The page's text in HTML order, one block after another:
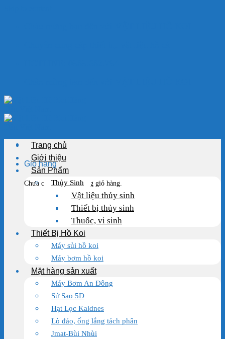
Giỏ hàng
Chưa có sản phẩm trong giỏ hàng.
Trang chủ
Giới thiệu
Sản Phẩm
Thủy Sinh
Vật liệu thủy sinh
Thiết bị thủy sinh
Thuốc, vi sinh
Thiết Bị Hồ Koi
Máy sủi hồ koi
Máy bơm hồ koi
Mặt hàng sản xuất
Máy Bơm An Đông
Sứ Sao 5D
Hạt Lọc Kaldnes
Lò đảo, ống lắng tách phân
Jmat-Bùi Nhùi